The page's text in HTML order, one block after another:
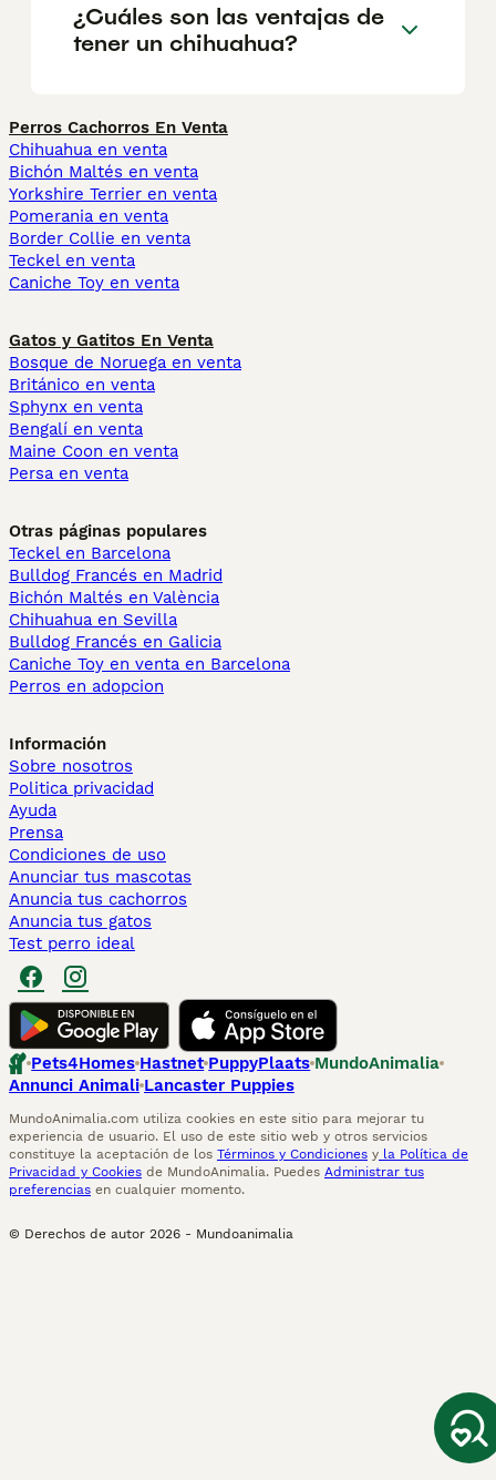
¿Cuáles son las ventajas de
tener un chihuahua?
Perros Cachorros En Venta
Chihuahua en venta
Bichón Maltés en venta
Yorkshire Terrier en venta
Pomerania en venta
Border Collie en venta
Teckel en venta
Caniche Toy en venta
Gatos y Gatitos En Venta
Bosque de Noruega en venta
Británico en venta
Sphynx en venta
Bengalí en venta
Maine Coon en venta
Persa en venta
Otras páginas populares
Teckel en Barcelona
Bulldog Francés en Madrid
Bichón Maltés en València
Chihuahua en Sevilla
Bulldog Francés en Galicia
Caniche Toy en venta en Barcelona
Perros en adopcion
Información
Sobre nosotros
Politica privacidad
Ayuda
Prensa
Condiciones de uso
Anunciar tus mascotas
Anuncia tus cachorros
Anuncia tus gatos
Test perro ideal
Pets4Homes Hastnet PuppyPlaats MundoAnimalia
Annunci Animali Lancaster Puppies
MundoAnimalia.com utiliza cookies en este sitio para mejorar tu
experiencia de usuario. El uso de este sitio web y otros servicios
constituye la aceptación de los Términos y Condiciones y la Política de
Privacidad y Cookies de MundoAnimalia. Puedes Administrar tus
preferencias en cualquier momento.
© Derechos de autor 2026 - Mundoanimalia